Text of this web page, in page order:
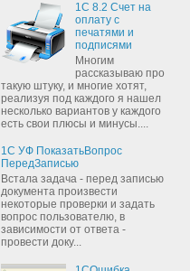
1С 8.2 Счет на
оплату с
печатями и
подписями
Многим
рассказываю про
такую штуку, и многие хотят,
реализуя под каждого я нашел
несколько вариантов у каждого
есть свои плюсы и минусы....
1С УФ ПоказатьВопрос
ПередЗаписью
Встала задача - перед записью
документа произвести
некоторые проверки и задать
вопрос пользователю, в
зависимости от ответа -
провести доку...